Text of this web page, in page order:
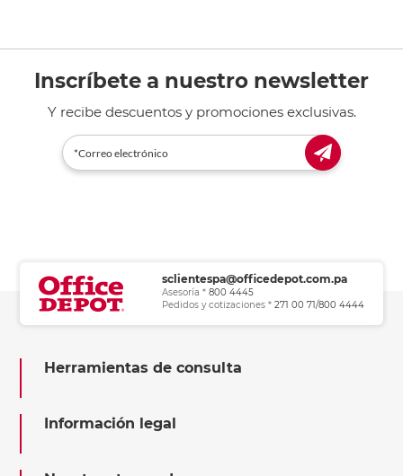
Inscríbete a nuestro newsletter
Y recibe descuentos y promociones exclusivas.
sclientespa@officedepot.com.pa
Asesoría * 800 4445
Pedidos y cotizaciones * 271 00 71/800 4444
Herramientas de consulta
Información legal